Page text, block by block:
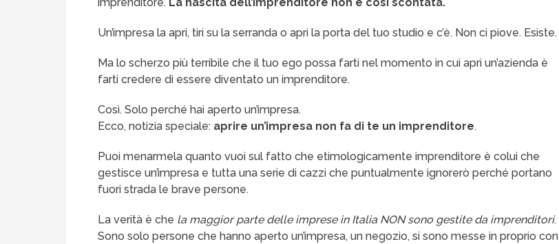
Un’impresa la apri, tiri su la serranda o apri la porta del tuo studio e c’è. Non ci piove. Esiste.
Ma lo scherzo più terribile che il tuo ego possa farti nel momento in cui apri un’azienda è
farti credere di essere diventato un imprenditore.
Così. Solo perché hai aperto un’impresa.
Ecco, notizia speciale: aprire un’impresa non fa di te un imprenditore.
Puoi menarmela quanto vuoi sul fatto che etimologicamente imprenditore è colui che
gestisce un’impresa e tutta una serie di cazzi che puntualmente ignorerò perché portano
fuori strada le brave persone.
La verità è che la maggior parte delle imprese in Italia NON sono gestite da imprenditori.
Sono solo persone che hanno aperto un’impresa, un negozio, si sono messe in proprio con